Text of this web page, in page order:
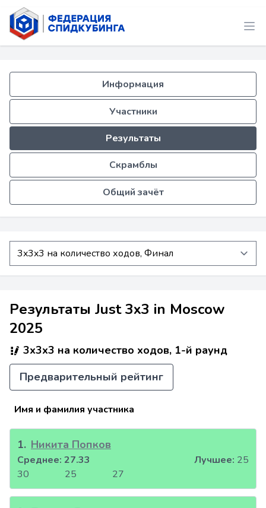
Информация
Участники
Результаты
Скрамблы
Общий зачёт
Результаты Just 3x3 in Moscow
2025
3x3x3 на количество ходов, 1-й раунд
Предварительный рейтинг
Имя и фамилия участника
1. Никита Попков
30 25 27
Среднее: 27.33 Лучшее: 25